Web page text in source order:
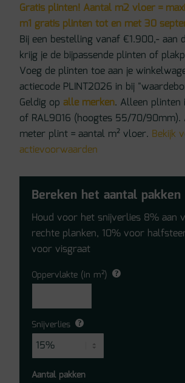
Gratis plinten! Aantal m2 vloer =
m1 gratis plinten tot en met 30
Bij een bestelling vanaf €1.900,- aan
krijg je de bijpassende plinten of
Voeg de plinten toe aan je
actiecode PLINT2026 in bij
Geldig opalle merken. Alleen plinten
of RAL9016 (hoogtes 55/70/90mm).
meter plint = aantal m² vloer. Bekijk
actievoorwaarden
Bereken het aantal pakken
Houd voor het snijverlies 8% aan
rechte planken, 10% voor
voor visgraat
Oppervlakte (in m²)
Snijverlies
Aantal pakken